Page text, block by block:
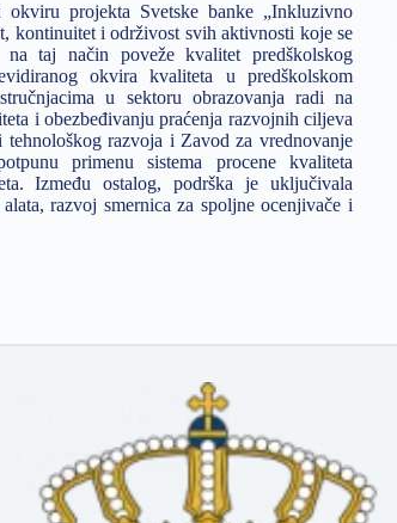
projekta Svetske banke „Inkluzivno
kontinuitet i održivost svih aktivnosti koje se
taj način poveže kvalitet predškolskog
okvira kvaliteta u predškolskom
u sektoru obrazovanja radi na
i obezbeđivanju praćenja razvojnih ciljeva
razvoja i Zavod za vrednovanje
primenu sistema procene kvaliteta
Između ostalog, podrška je uključivala
razvoj smernica za spoljne ocenjivače i